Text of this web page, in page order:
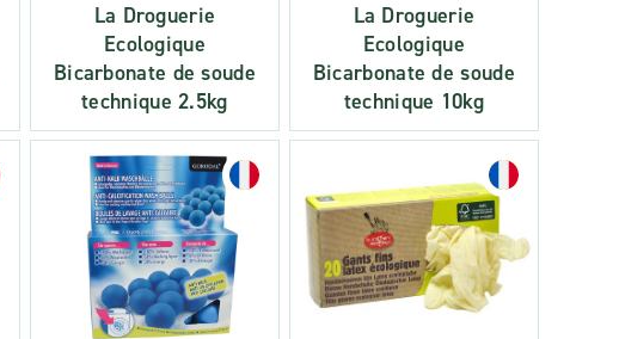
La Droguerie
Ecologique
Bicarbonate de soude
technique 2.5kg
La Droguerie
Ecologique
Bicarbonate de soude
technique 10kg